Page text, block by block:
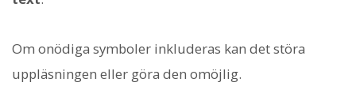
Om onödiga symboler inkluderas kan det störa
uppläsningen eller göra den omöjlig.